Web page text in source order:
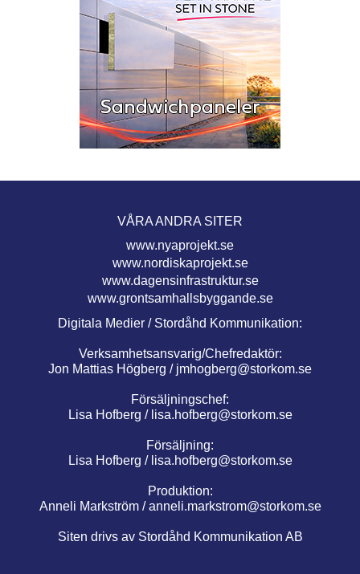
VÅRA ANDRA SITER
www.nyaprojekt.se
www.nordiskaprojekt.se
www.dagensinfrastruktur.se
www.grontsamhallsbyggande.se
Digitala Medier / Stordåhd Kommunikation:
Verksamhetsansvarig/Chefredaktör:
Jon Mattias Högberg / jmhogberg@storkom.se
Försäljningschef:
Lisa Hofberg / lisa.hofberg@storkom.se
Försäljning:
Lisa Hofberg / lisa.hofberg@storkom.se
Produktion:
Anneli Markström /anneli.markstrom@storkom.se
Siten drivs av Stordåhd Kommunikation AB